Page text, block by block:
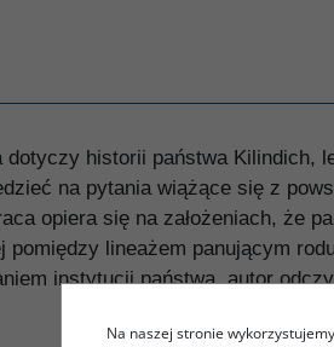
dotyczy historii państwa Kilindich,
na pytania wiążące się z
opiera się na założeniach, że
pomiędzy lineażem panującym
instytucji państwa, autor
Na naszej stronie